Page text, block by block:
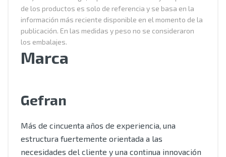
de los productos es solo de referencia y se basa en la
información más reciente disponible en el momento de la
publicación. En las medidas y peso no se consideraron
los embalajes.
Marca
Gefran
Más de cincuenta años de experiencia, una
estructura fuertemente orientada a las
necesidades del cliente y una continua innovación